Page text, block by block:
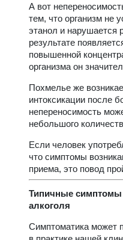
А вот
тем, что организм не
этанол и нарушается
результате
повышенной
организма он
Похмелье же
интоксикации после
непереносимость
небольшого
Если человек
что симптомы
приема, это повод
Типичные симптомы
алкоголя
Симптоматика может